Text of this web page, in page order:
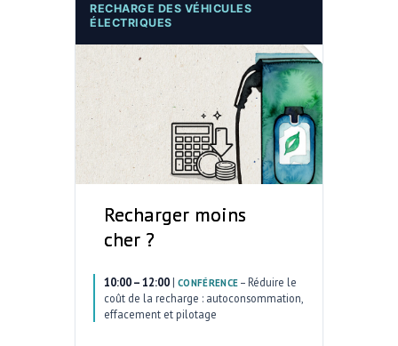
RECHARGE DES VÉHICULES
ÉLECTRIQUES
Recharger moins
cher ?
10:00 – 12:00 | CONFÉRENCE – Réduire le
coût de la recharge : autoconsommation,
effacement et pilotage